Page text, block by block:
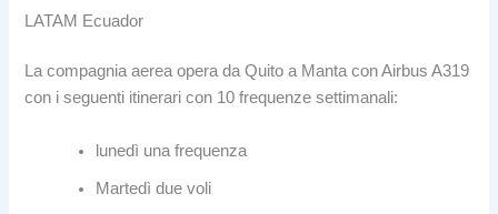
LATAM Ecuador
La compagnia aerea opera da Quito a Manta con Airbus A319
con i seguenti itinerari con 10 frequenze settimanali:
lunedì una frequenza
Martedì due voli